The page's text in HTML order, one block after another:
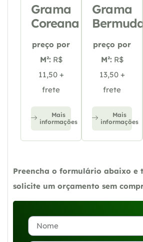
Grama
Coreana
preço por
M²: R$
11,50 +
frete
Mais
informações
Grama
preço por
M²: R$
13,50 +
frete
Mais
informações
Preencha o formulário abaixo e
solicite um orçamento sem